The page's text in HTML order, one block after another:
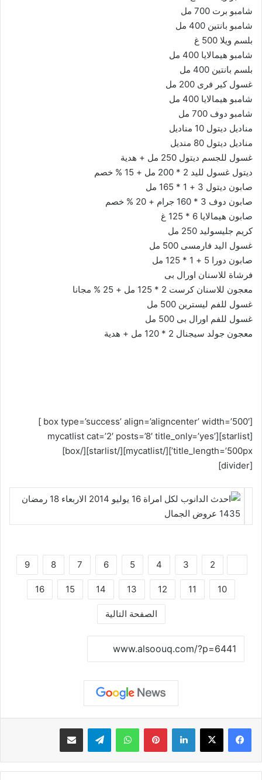
شامبو برت 700 مل
شامبو بانتين 400 مل
بلسم ويلا 500 غ
شامبو هيمالايا 400 مل
بلسم بانتين 400 مل
غسول كير فرى 200 مل
شامبو هيمالايا 400 مل
شامبو دوف 700 مل
مناديل ديتول 10 مناديل
مناديل ديتول 80 منديل
غسول للجسم ديتول 250 مل + هدية
ديتول غسول لليد 2 * 200 مل + 15 % خصم
صابون ديتول 3 + 1 * 165 مل
صابون دوف 3 * 160 جرام + 20 % خصم
صابون هيمالايا 6 * 125 غ
كريم جليسوليد 250 مل
غسول اليد فارمسى 500 مل
صابون دورا 5 + 1 * 125 مل
فرشاة للاسنان اورال بى
معجون للاسنان كرست 2 * 125 مل + 25 % مجانا
غسول للفم ليسترين 500 مل
غسول للفم اورال بى 500 مل
معجون جولد سيجنال 2 * 120 مل + هدية
[box type=’success’ align=’aligncenter’ width=’500′ ]
[starlist][mycatlist cat=’2′ posts=’8′ title_only=’yes’
title_length=’500px’][/mycatlist][/starlist][/box]
[divider]
2
3
4
5
6
7
8
9
10
11
12
13
14
15
16
الصفحة التالية
لينكدإن بينتيريستواتساب تيلقرام مشاركة عبر البريد